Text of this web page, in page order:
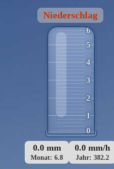
Niederschlag
0
1
2
3
4
5
6
0.0 mm
Monat: 6.8
0.0 mm/h
Jahr: 382.2